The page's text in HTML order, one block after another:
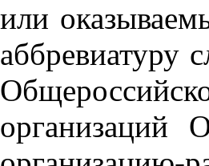
или
аббревиатуру
организаций